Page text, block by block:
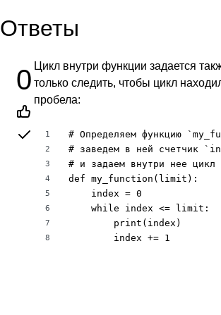
Ответы
0 Цикл внутри функции задается
только следить, чтобы цикл
пробела:
1
2
3
4
5
6
7
8
# Определяем функцию
# заведем в ней счетчик
# и задаем внутри нее
def my_function(limit):
    index = 0
    while index <= limit:
        print(index)
        index += 1